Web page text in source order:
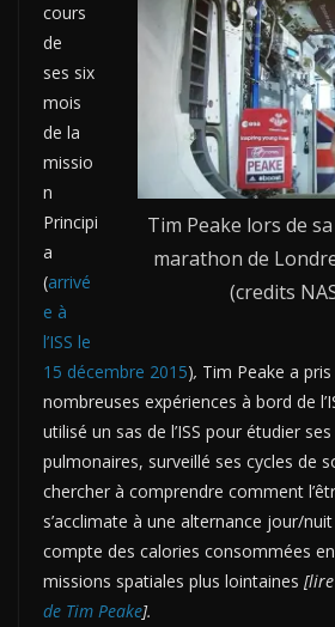
Tim Peake lors de
marathon de
(credits
cours
de
ses six
mois
de la
missio
n
Principi
a
(arrivé
e à
l’ISS le
15 décembre 2015), Tim Peake a
nombreuses expériences à bord de
utilisé un sas de l’ISS pour étudier
pulmonaires, surveillé ses cycles de
chercher à comprendre comment
s’acclimate à une alternance jour/
compte des calories consommées
missions spatiales plus lointaines
de Tim Peake].